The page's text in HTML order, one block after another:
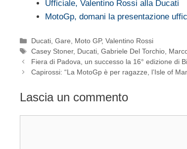
Ufficiale, Valentino Rossi alla Ducati
MotoGp, domani la presentazione
Categorie
Ducati,Gare, Moto GP,Valentino Rossi
Tag
Casey Stoner, Ducati,Gabriele Del Torchio,
Fiera di Padova, un successo la 16° edizione di
Capirossi: “La MotoGp è per ragazze, l’Isle of
Lascia un commento